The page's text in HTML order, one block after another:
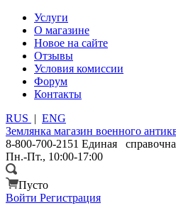
Услуги
О магазине
Новое на сайте
Отзывы
Условия комиссии
Форум
Контакты
RUS | ENG
Землянка магазин военного
8-800-700-2151 Единая
Пн.-Пт., 10:00-17:00
Пусто
Войти Регистрация